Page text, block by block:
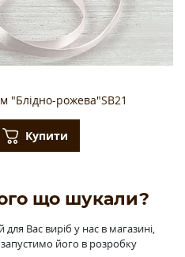
"Блідно-рожева"SB21
Купити
що шукали?
Вас виріб у нас в магазині,
його в розробку